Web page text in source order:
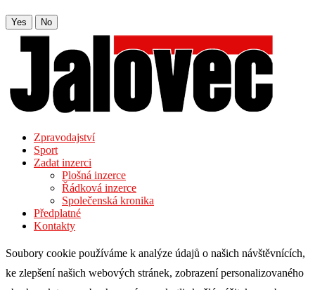
Yes No
Zpravodajství
Sport
Zadat inzerci
Plošná inzerce
Řádková inzerce
Společenská kronika
Předplatné
Kontakty
Soubory cookie používáme k analýze údajů o našich návštěvnících,
ke zlepšení našich webových stránek, zobrazení personalizovaného